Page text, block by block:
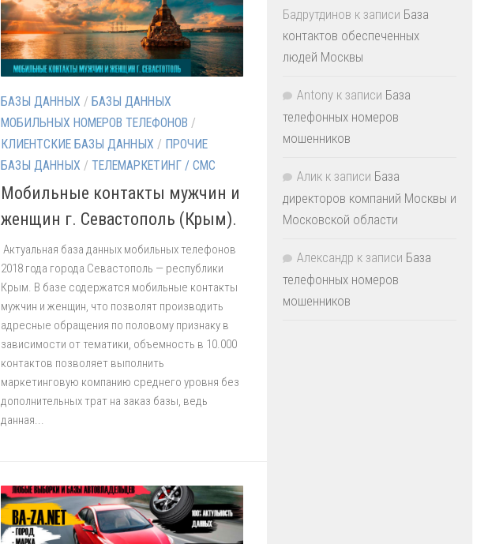
БАЗЫ ДАННЫХ / БАЗЫ ДАННЫХ
МОБИЛЬНЫХ НОМЕРОВ ТЕЛЕФОНОВ /
КЛИЕНТСКИЕ БАЗЫ ДАННЫХ / ПРОЧИЕ
БАЗЫ ДАННЫХ / ТЕЛЕМАРКЕТИНГ / СМС
Мобильные контакты мужчин и
женщин г. Севастополь (Крым).
Актуальная база данных мобильных телефонов
2018 года города Севастополь — республики
Крым. В базе содержатся мобильные контакты
мужчин и женщин, что позволят производить
адресные обращения по половому признаку в
зависимости от тематики, объемность в 10.000
контактов позволяет выполнить
маркетинговую компанию среднего уровня без
дополнительных трат на заказ базы, ведь
данная...
Бадрутдинов к записи База
контактов обеспеченных
людей Москвы
Antony к записи База
телефонных номеров
мошенников
Алик к записи База
директоров компаний Москвы и
Московской области
Александр к записи База
телефонных номеров
мошенников